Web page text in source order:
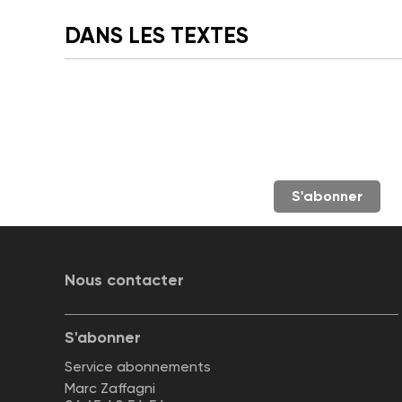
DANS LES TEXTES
S'abonner
Nous contacter
S'abonner
Service abonnements
Marc Zaffagni